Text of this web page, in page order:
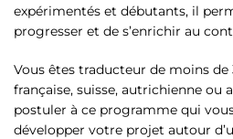
expérimentés et débutants, il
progresser et de s’enrichir au
Vous êtes traducteur de moins
française, suisse, autrichienne ou
postuler à ce programme qui
développer votre projet autour